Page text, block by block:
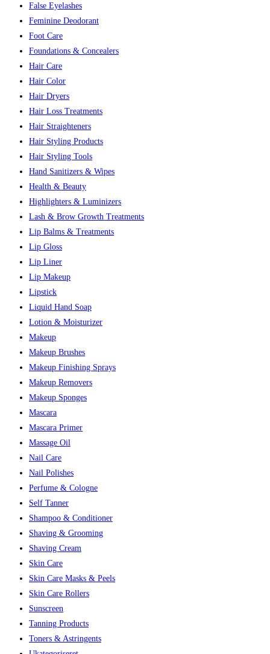
False Eyelashes
Feminine Deodorant
Foot Care
Foundations & Concealers
Hair Care
Hair Color
Hair Dryers
Hair Loss Treatments
Hair Straighteners
Hair Styling Products
Hair Styling Tools
Hand Sanitizers & Wipes
Health & Beauty
Highlighters & Luminizers
Lash & Brow Growth Treatments
Lip Balms & Treatments
Lip Gloss
Lip Liner
Lip Makeup
Lipstick
Liquid Hand Soap
Lotion & Moisturizer
Makeup
Makeup Brushes
Makeup Finishing Sprays
Makeup Removers
Makeup Sponges
Mascara
Mascara Primer
Massage Oil
Nail Care
Nail Polishes
Perfume & Cologne
Self Tanner
Shampoo & Conditioner
Shaving & Grooming
Shaving Cream
Skin Care
Skin Care Masks & Peels
Skin Care Rollers
Sunscreen
Tanning Products
Toners & Astringents